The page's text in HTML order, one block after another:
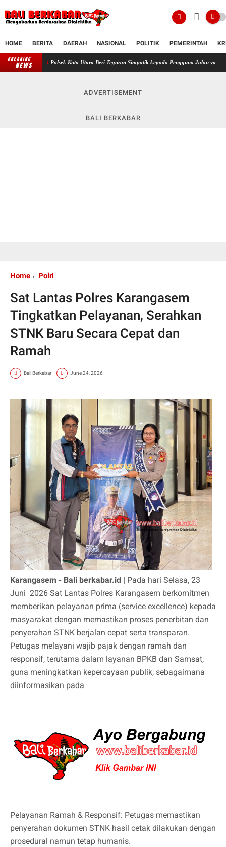
HOME BERITA DAERAH NASIONAL POLITIK PEMERINTAH
BREAKING
NEWS
Polsek Kuta Utara Beri Teguran Simpatik kepada Pengguna Jalan yang Tidak
ADVERTISEMENT
BALI BERKABAR
Home Polri
Sat Lantas Polres Karangasem
Tingkatkan Pelayanan, Serahkan
STNK Baru Secara Cepat dan
Ramah
Bali Berkabar June 24, 2026
Karangasem - Bali berkabar.id | Pada hari Selasa, 23
Juni 2026 Sat Lantas Polres Karangasem berkomitmen
memberikan pelayanan prima (service excellence) kepada
masyarakat dengan memastikan proses penerbitan dan
penyerahan STNK berjalan cepat serta transparan.
Petugas melayani wajib pajak dengan ramah dan
responsif, terutama dalam layanan BPKB dan Samsat,
guna meningkatkan kepercayaan publik, sebagaimana
diinformasikan pada
Pelayanan Ramah & Responsif: Petugas memastikan
penyerahan dokumen STNK hasil cetak dilakukan dengan
prosedural namun tetap humanis.